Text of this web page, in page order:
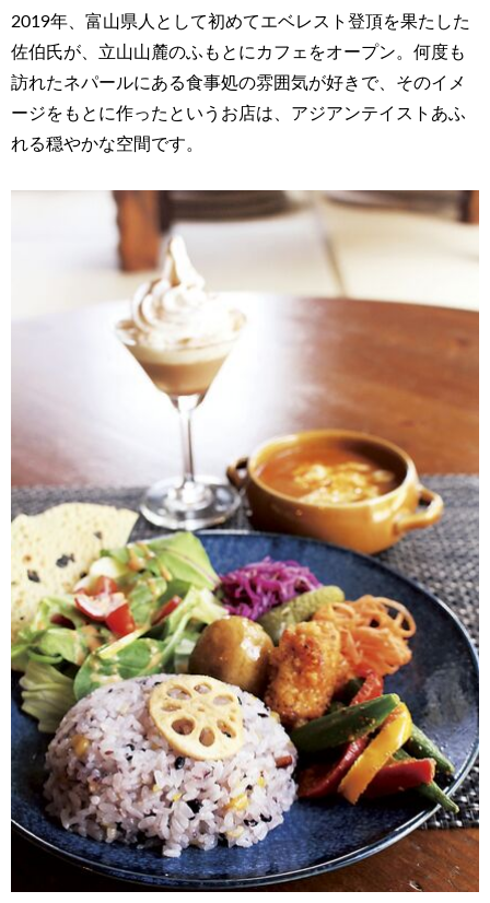
2019年、富山県人として初めてエベレスト登頂を果たした
佐伯氏が、立山山麓のふもとにカフェをオープン。何度も
訪れたネパールにある食事処の雰囲気が好きで、そのイメ
ージをもとに作ったというお店は、アジアンテイストあふ
れる穏やかな空間です。